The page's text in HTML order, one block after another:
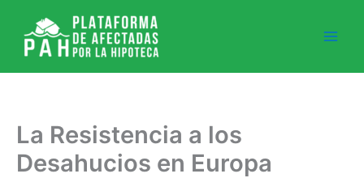
contenido
La Resistencia a los
Desahucios en Europa